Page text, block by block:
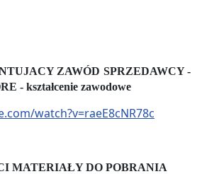
ZAWÓD SPRZEDAWCY -
- kształcenie zawodowe
watch?v=raeE8cNR78c
MATERIAŁY DO POBRANIA